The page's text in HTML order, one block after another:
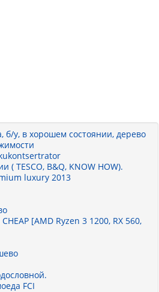
б/у, в хорошем состоянии, дерево
( TESCO, B&Q, KNOW HOW).
luxury 2013
[AMD Ryzen 3 1200, RX 560,
FCI